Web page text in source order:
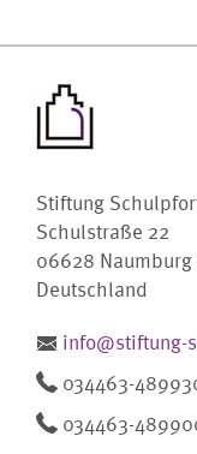
Stiftung
Schulstraße 22
06628
Deutschland
info@stiftung-
034463-
034463-